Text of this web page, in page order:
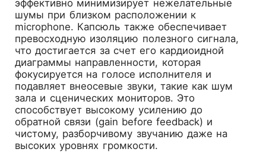
эффективно минимизирует нежелательные
шумы при близком расположении к
microphone. Капсюль также обеспечивает
превосходную изоляцию полезного сигнала,
что достигается за счет его кардиоидной
диаграммы направленности, которая
фокусируется на голосе исполнителя и
подавляет внеосевые звуки, такие как шум
зала и сценических мониторов. Это
способствует высокому усилению до
обратной связи (gain before feedback) и
чистому, разборчивому звучанию даже на
высоких уровнях громкости.